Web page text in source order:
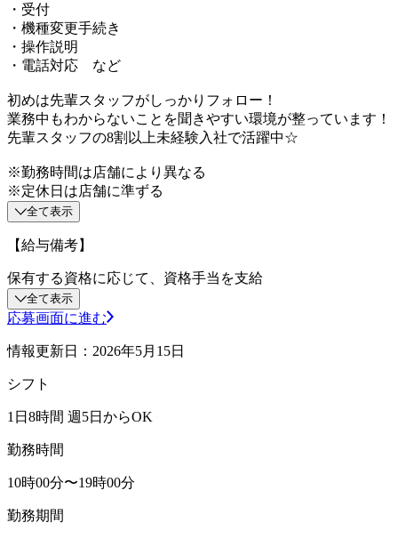
・受付
・機種変更手続き
・操作説明
・電話対応 など
初めは先輩スタッフがしっかりフォロー！
業務中もわからないことを聞きやすい環境が整っています！
先輩スタッフの8割以上未経験入社で活躍中☆
※勤務時間は店舗により異なる
※定休日は店舗に準ずる
全て表示
【給与備考】
保有する資格に応じて、資格手当を支給
全て表示
応募画面に進む
情報更新日：2026年5月15日
シフト
1日8時間 週5日からOK
勤務時間
10時00分〜19時00分
勤務期間